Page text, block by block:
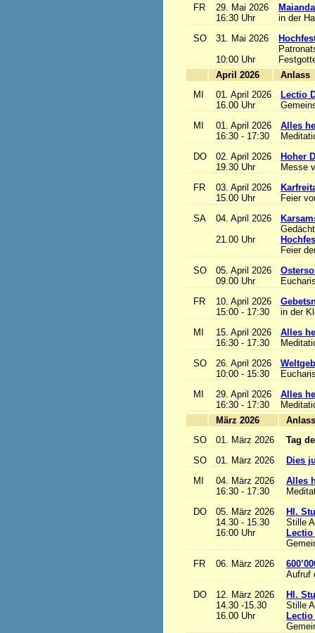
FR
29. Mai 2026
16:30 Uhr
in der
SO
31. Mai 2026
10:00 Uhr
April 2026
MI
01. April 2026
16.00 Uhr
Lectio
MI
01. April 2026
16:30 - 17:30
Alles
DO
02. April 2026
19.30 Uhr
Hoher
Messe
FR
03. April 2026
15.00 Uhr
Feier
SA
04. April 2026
21.00 Uhr
Feier
SO
05. April 2026
09.00 Uhr
FR
10. April 2026
15:00 - 17:30
in der
MI
15. April 2026
16:30 - 17:30
Alles
SO
26. April 2026
10:00 - 15:30
MI
29. April 2026
16:30 - 17:30
Alles
März 2026
SO
01. März 2026
Tag
SO
01. März 2026
Dies
MI
04. März 2026
16:30 - 17:30
Alles
DO
05. März 2026
14.30 - 15.30
16:00 Uhr
Hl.
Stille
FR
06. März 2026
Aufruf
DO
12. März 2026
14.30 -15.30
16.00 Uhr
Hl.
Stille